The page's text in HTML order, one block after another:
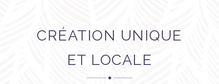
CRÉATION UNIQUE
ET LOCALE